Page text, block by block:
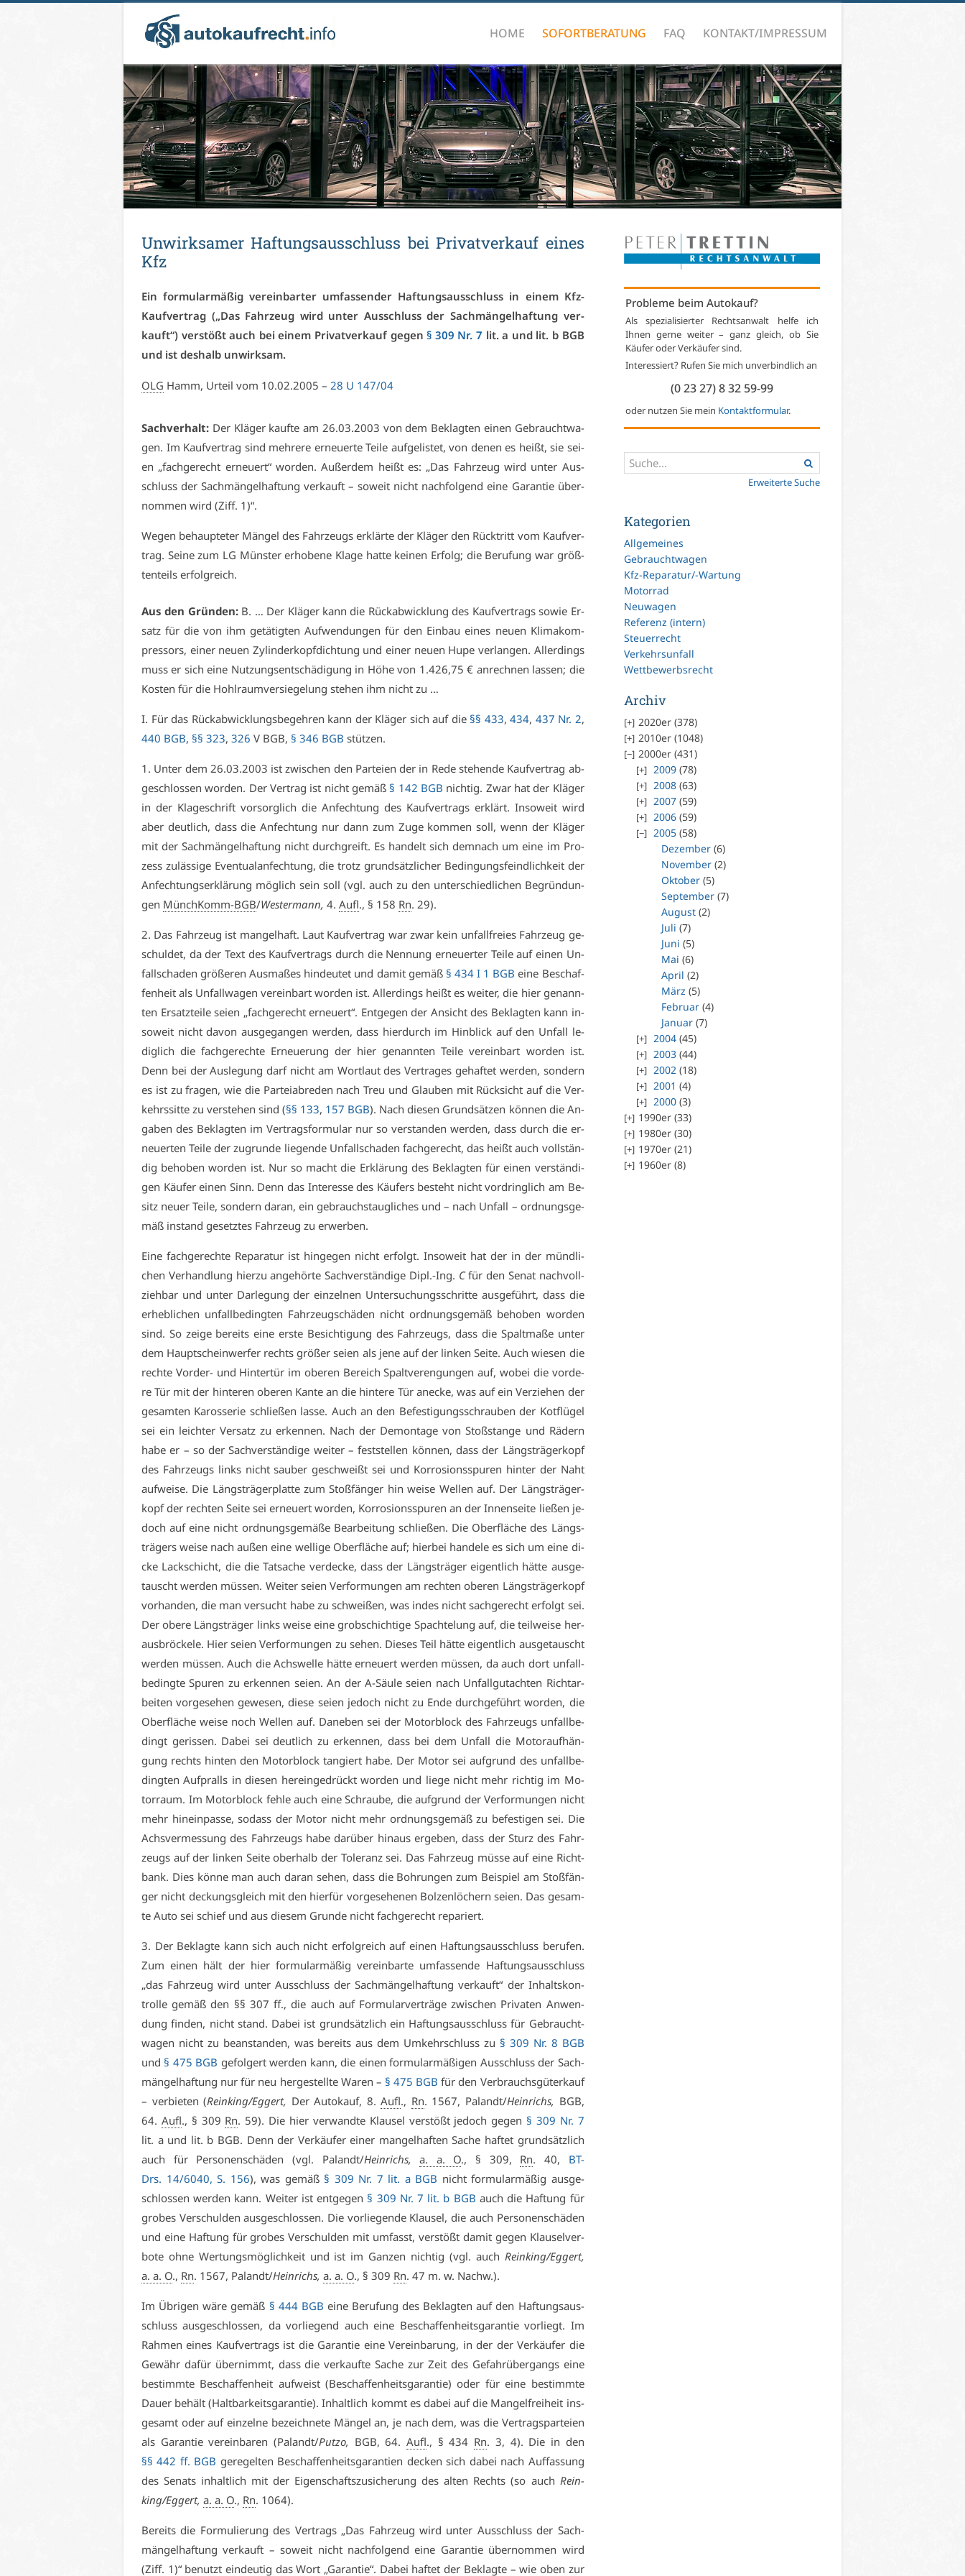
HOME SOFORTBERATUNG FAQ KONTAKT/IMPRESSUM
Un­wirk­sa­mer Haf­tungs­aus­schluss bei Pri­vat­ver­kauf ei­nes
Kfz
Ein for­mu­lar­mä­ßig ver­ein­bar­ter um­fas­sen­der Haf­tungs­aus­schluss in ei­nem Kfz-
Kauf­ver­trag („Das Fahr­zeug wird un­ter Aus­schluss der Sach­män­gel­haf­tung ver­
kauft“) ver­stößt auch bei ei­nem Pri­vat­ver­kauf ge­gen§ 309 Nr. 7 lit. a und lit. b BGB
und ist des­halb un­wirk­sam.
OLG Hamm, Ur­teil vom 10.02.2005 – 28 U 147/04
Sach­ver­halt: Der Klä­ger kauf­te am 26.03.2003 von dem Be­klag­ten ei­nen Ge­braucht­wa­
gen. Im Kauf­ver­trag sind meh­re­re er­neu­er­te Tei­le auf­ge­lis­tet, von de­nen es heißt, sie sei­
en „fach­ge­recht er­neu­ert“ wor­den. Au­ßer­dem heißt es: „Das Fahr­zeug wird un­ter Aus­
schluss der Sach­män­gel­haf­tung ver­kauft – so­weit nicht nach­fol­gend ei­ne Ga­ran­tie über­
nom­men wird (Ziff. 1)“.
We­gen be­haup­te­ter Män­gel des Fahr­zeugs er­klär­te der Klä­ger den Rück­tritt vom Kauf­ver­
trag. Sei­ne zum LG Müns­ter er­ho­be­ne Kla­ge hat­te kei­nen Er­folg; die Be­ru­fung war größ­
ten­teils er­folg­reich.
Aus den Grün­den:B. … Der Klä­ger kann die Rück­ab­wick­lung des Kauf­ver­trags so­wie Er­
satz für die von ihm ge­tä­tig­ten Auf­wen­dun­gen für den Ein­bau ei­nes neu­en Kli­ma­kom­
pres­sors, ei­ner neu­en Zy­lin­der­kopf­dich­tung und ei­ner neu­en Hu­pe ver­lan­gen. Al­ler­dings
muss er sich ei­ne Nut­zungs­ent­schä­di­gung in Hö­he von 1.426,75 € an­rech­nen las­sen; die
Kos­ten für die Hohl­raum­ver­sie­ge­lung ste­hen ihm nicht zu …
I. Für das Rück­ab­wick­lungs­be­geh­ren kann der Klä­ger sich auf die §§ 433,434, 437 Nr. 2,
440 BGB, §§ 323, 326 V BGB, § 346 BGB stüt­zen.
1. Un­ter dem 26.03.2003 ist zwi­schen den Par­tei­en der in Re­de ste­hen­de Kauf­ver­trag ab­
ge­schlos­sen wor­den. Der Ver­trag ist nicht ge­mäß § 142 BGB nich­tig. Zwar hat der Klä­ger
in der Kla­ge­schrift vor­sorg­lich die An­fech­tung des Kauf­ver­trags er­klärt. In­so­weit wird
aber deut­lich, dass die An­fech­tung nur dann zum Zu­ge kom­men soll, wenn der Klä­ger
mit der Sach­män­gel­haf­tung nicht durch­greift. Es han­delt sich dem­nach um ei­ne im Pro­
zess zu­läs­si­ge Even­tual­an­fech­tung, die trotz grund­sätz­li­cher Be­din­gungs­feind­lich­keit der
An­fech­tungs­er­klä­rung mög­lich sein soll (vgl. auch zu den un­ter­schied­li­chen Be­grün­dun­
gen MünchKomm-BGB/Wes­ter­mann, 4. Aufl., § 158 Rn. 29).
2. Das Fahr­zeug ist man­gel­haft. Laut Kauf­ver­trag war zwar kein un­fall­frei­es Fahr­zeug ge­
schul­det, da der Text des Kauf­ver­trags durch die Nen­nung er­neu­er­ter Tei­le auf ei­nen Un­
fall­scha­den grö­ße­ren Aus­ma­ßes hin­deu­tet und da­mit ge­mäß § 434 I 1 BGB ei­ne Be­schaf­
fen­heit als Un­fall­wa­gen ver­ein­bart wor­den ist. Al­ler­dings heißt es wei­ter, die hier ge­nann­
ten Er­satz­tei­le sei­en „fach­ge­recht er­neu­ert“. Ent­ge­gen der An­sicht des Be­klag­ten kann in­
so­weit nicht da­von aus­ge­gan­gen wer­den, dass hier­durch im Hin­blick auf den Un­fall le­
dig­lich die fach­ge­rech­te Er­neue­rung der hier ge­nann­ten Tei­le ver­ein­bart wor­den ist.
Denn bei der Aus­le­gung darf nicht am Wort­laut des Ver­tra­ges ge­haf­tet wer­den, son­dern
es ist zu fra­gen, wie die Par­tei­ab­re­den nach Treu und Glau­ben mit Rück­sicht auf die Ver­
kehrs­sit­te zu ver­ste­hen sind (§§ 133, 157 BGB). Nach die­sen Grund­sät­zen kön­nen die An­
ga­ben des Be­klag­ten im Ver­trags­for­mu­lar nur so ver­stan­den wer­den, dass durch die er­
neu­er­ten Tei­le der zu­grun­de lie­gen­de Un­fall­scha­den fach­ge­recht, das heißt auch voll­stän­
dig be­ho­ben wor­den ist. Nur so macht die Er­klä­rung des Be­klag­ten für ei­nen ver­stän­di­
gen Käu­fer ei­nen Sinn. Denn das In­ter­es­se des Käu­fers be­steht nicht vor­dring­lich am Be­
sitz neu­er Tei­le, son­dern dar­an, ein ge­brauchs­taug­li­ches und – nach Un­fall – ord­nungs­ge­
mäß in­stand ge­setz­tes Fahr­zeug zu er­wer­ben.
Ei­ne fach­ge­rech­te Re­pa­ra­tur ist hin­ge­gen nicht er­folgt. In­so­weit hat der in der münd­li­
chen Ver­hand­lung hier­zu an­ge­hör­te Sach­ver­stän­di­ge Dipl.-Ing. Cfür den Se­nat nach­voll­
zieh­bar und un­ter Dar­le­gung der ein­zel­nen Un­ter­su­chungs­schrit­te aus­ge­führt, dass die
er­heb­li­chen un­fall­be­ding­ten Fahr­zeug­schä­den nicht ord­nungs­ge­mäß be­ho­ben wor­den
sind. So zei­ge be­reits ei­ne ers­te Be­sich­ti­gung des Fahr­zeugs, dass die Spalt­ma­ße un­ter
dem Haupt­schein­wer­fer rechts grö­ßer sei­en als je­ne auf der lin­ken Sei­te. Auch wie­sen die
rech­te Vor­der- und Hin­ter­tür im obe­ren Be­reich Spalt­ver­en­gun­gen auf, wo­bei die vor­de­
re Tür mit der hin­te­ren obe­ren Kan­te an die hin­te­re Tür an­ecke, was auf ein Ver­zie­hen der
ge­sam­ten Ka­ros­se­rie schlie­ßen las­se. Auch an den Be­fes­ti­gungs­schrau­ben der Kot­flü­gel
sei ein leich­ter Ver­satz zu er­ken­nen. Nach der De­mon­ta­ge von Stoß­stan­ge und Rä­dern
ha­be er – so der Sach­ver­stän­di­ge wei­ter – fest­stel­len kön­nen, dass der Längs­trä­ger­kopf
des Fahr­zeugs links nicht sau­ber ge­schweißt sei und Kor­ro­si­ons­spu­ren hin­ter der Naht
auf­wei­se. Die Längs­trä­ger­plat­te zum Stoß­fän­ger hin wei­se Wel­len auf. Der Längs­trä­ger­
kopf der rech­ten Sei­te sei er­neu­ert wor­den, Kor­ro­si­ons­spu­ren an der In­nen­sei­te lie­ßen je­
doch auf ei­ne nicht ord­nungs­ge­mä­ße Be­ar­bei­tung schlie­ßen. Die Ober­flä­che des Längs­
trä­gers wei­se nach au­ßen ei­ne wel­li­ge Ober­flä­che auf; hier­bei han­de­le es sich um ei­ne di­
cke Lack­schicht, die die Tat­sa­che ver­de­cke, dass der Längs­trä­ger ei­gent­lich hät­te aus­ge­
tauscht wer­den müs­sen. Wei­ter sei­en Ver­for­mun­gen am rech­ten obe­ren Längs­trä­ger­kopf
vor­han­den, die man ver­sucht ha­be zu schwei­ßen, was in­des nicht sach­ge­recht er­folgt sei.
Der obe­re Längs­trä­ger links wei­se ei­ne grob­schich­ti­ge Spach­te­lung auf, die teil­wei­se her­
aus­brö­cke­le. Hier sei­en Ver­for­mun­gen zu se­hen. Die­ses Teil hät­te ei­gent­lich aus­ge­tauscht
wer­den müs­sen. Auch die Achs­wel­le hät­te er­neu­ert wer­den müs­sen, da auch dort un­fall­
be­ding­te Spu­ren zu er­ken­nen sei­en. An der A-Säu­le sei­en nach Un­fall­gut­ach­ten Richt­ar­
bei­ten vor­ge­se­hen ge­we­sen, die­se sei­en je­doch nicht zu En­de durch­ge­führt wor­den, die
Ober­flä­che wei­se noch Wel­len auf. Da­ne­ben sei der Mo­tor­block des Fahr­zeugs un­fall­be­
dingt ge­ris­sen. Da­bei sei deut­lich zu er­ken­nen, dass bei dem Un­fall die Mo­tor­auf­hän­
gung rechts hin­ten den Mo­tor­block tan­giert ha­be. Der Mo­tor sei auf­grund des un­fall­be­
ding­ten Auf­pralls in die­sen her­ein­ge­drückt wor­den und lie­ge nicht mehr rich­tig im Mo­
tor­raum. Im Mo­tor­block feh­le auch ei­ne Schrau­be, die auf­grund der Ver­for­mun­gen nicht
mehr hin­ein­pas­se, so­dass der Mo­tor nicht mehr ord­nungs­ge­mäß zu be­fes­ti­gen sei. Die
Achs­ver­mes­sung des Fahr­zeugs ha­be dar­über hin­aus er­ge­ben, dass der Sturz des Fahr­
zeugs auf der lin­ken Sei­te ober­halb der To­le­ranz sei. Das Fahr­zeug müs­se auf ei­ne Richt­
bank. Dies kön­ne man auch dar­an se­hen, dass die Boh­run­gen zum Bei­spiel am Stoß­fän­
ger nicht de­ckungs­gleich mit den hier­für vor­ge­se­he­nen Bol­zen­lö­chern sei­en. Das ge­sam­
te Au­to sei schief und aus die­sem Grun­de nicht fach­ge­recht re­pa­riert.
3. Der Be­klag­te kann sich auch nicht er­folg­reich auf ei­nen Haf­tungs­aus­schluss be­ru­fen.
Zum ei­nen hält der hier for­mu­lar­mä­ßig ver­ein­bar­te um­fas­sen­de Haf­tungs­aus­schluss
„das Fahr­zeug wird un­ter Aus­schluss der Sach­män­gel­haf­tung ver­kauft“ der In­halts­kon­
trol­le ge­mäß den §§ 307 ff., die auch auf For­mu­lar­ver­trä­ge zwi­schen Pri­va­ten An­wen­
dung fin­den, nicht stand. Da­bei ist grund­sätz­lich ein Haf­tungs­aus­schluss für Ge­braucht­
wa­gen nicht zu be­an­stan­den, was be­reits aus dem Um­kehr­schluss zu § 309 Nr. 8 BGB
und § 475 BGB ge­fol­gert wer­den kann, die ei­nen for­mu­lar­mä­ßi­gen Aus­schluss der Sach­
män­gel­haf­tung nur für neu her­ge­stell­te Wa­ren – § 475 BGB für den Ver­brauchs­gü­ter­kauf
– ver­bie­ten (Rein­king/Eg­gert, Der Au­to­kauf, 8.Aufl., Rn. 1567, Pa­landt/Hein­richs, BGB,
64. Aufl., § 309 Rn. 59). Die hier ver­wand­te Klau­sel ver­stößt je­doch ge­gen § 309 Nr. 7
lit. a und lit. b BGB. Denn der Ver­käu­fer ei­ner man­gel­haf­ten Sa­che haf­tet grund­sätz­lich
auch für Per­so­nen­schä­den (vgl. Pa­landt/Hein­richs, a. a. O., § 309, Rn. 40, BT-
Drs. 14/6040, S. 156), was ge­mäß § 309 Nr. 7 lit. a BGB nicht for­mu­lar­mä­ßig aus­ge­
schlos­sen wer­den kann. Wei­ter ist ent­ge­gen § 309 Nr. 7 lit. b BGB auch die Haf­tung für
gro­bes Ver­schul­den aus­ge­schlos­sen. Die vor­lie­gen­de Klau­sel, die auch Per­so­nen­schä­den
und ei­ne Haf­tung für gro­bes Ver­schul­den mit um­fasst, ver­stößt da­mit ge­gen Klau­sel­ver­
bo­te oh­ne Wer­tungs­mög­lich­keit und ist im Gan­zen nich­tig (vgl. auch Rein­king/Eg­gert,
a. a. O., Rn. 1567, Pa­landt/Hein­richs, a. a. O., § 309 Rn. 47 m. w. Nachw.).
Im Üb­ri­gen wä­re ge­mäß § 444 BGB ei­ne Be­ru­fung des Be­klag­ten auf den Haf­tungs­aus­
schluss aus­ge­schlos­sen, da vor­lie­gend auch ei­ne Be­schaf­fen­heits­ga­ran­tie vor­liegt. Im
Rah­men ei­nes Kauf­ver­trags ist die Ga­ran­tie ei­ne Ver­ein­ba­rung, in der der Ver­käu­fer die
Ge­währ da­für über­nimmt, dass die ver­kauf­te Sa­che zur Zeit des Ge­fahr­über­gangs ei­ne
be­stimm­te Be­schaf­fen­heit auf­weist (Be­schaf­fen­heits­ga­ran­tie) oder für ei­ne be­stimm­te
Dau­er be­hält (Halt­bar­keits­ga­ran­tie). In­halt­lich kommt es da­bei auf die Man­gel­frei­heit ins­
ge­samt oder auf ein­zel­ne be­zeich­ne­te Män­gel an, je nach dem, was die Ver­trags­par­tei­en
als Ga­ran­tie ver­ein­ba­ren (Pa­landt/Putzo, BGB, 64.Aufl., § 434 Rn. 3, 4). Die in den
§§ 442 ff. BGB ge­re­gel­ten Be­schaf­fen­heits­ga­ran­ti­en de­cken sich da­bei nach Auf­fas­sung
des Se­nats in­halt­lich mit der Ei­gen­schafts­zu­si­che­rung des al­ten Rechts (so auch Rein­
king/Eg­gert, a. a. O., Rn. 1064).
Be­reits die For­mu­lie­rung des Ver­trags „Das Fahr­zeug wird un­ter Aus­schluss der Sach­
män­gel­haf­tung ver­kauft – so­weit nicht nach­fol­gend ei­ne Ga­ran­tie über­nom­men wird
(Ziff. 1)“ be­nutzt ein­deu­tig das Wort „Ga­ran­tie“. Da­bei haf­tet der Be­klag­te – wie oben zur
Probleme beim Autokauf?
Als spezialisierter Rechtsanwalt helfe ich
Ihnen gerne weiter – ganz gleich, ob Sie
Käufer oder Verkäufer sind.
Interessiert? Rufen Sie mich unverbindlich an
(0 23 27) 8 32 59-99
oder nutzen Sie mein Kontaktformular.
Erweiterte Suche
Kategorien
Allgemeines
Gebrauchtwagen
Kfz-Reparatur/-Wartung
Motorrad
Neuwagen
Referenz (intern)
Steuerrecht
Verkehrsunfall
Wettbewerbsrecht
Archiv
2020er (378)
2010er (1048)
2000er (431)
2009 (78)
2008 (63)
2007 (59)
2006 (59)
2005 (58)
Dezember (6)
November (2)
Oktober (5)
September (7)
August (2)
Juli (7)
Juni (5)
Mai (6)
April (2)
März (5)
Februar (4)
Januar (7)
2004 (45)
2003 (44)
2002 (18)
2001 (4)
2000 (3)
1990er (33)
1980er (30)
1970er (21)
1960er (8)